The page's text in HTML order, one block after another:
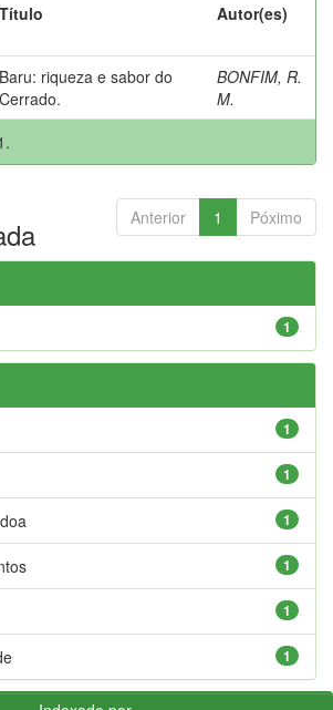
Título Autor(es)
Baru: riqueza e sabor do
Cerrado.
BONFIM, R.
M.
Anterior 1 Póximo
1
1
1
1
1
1
1